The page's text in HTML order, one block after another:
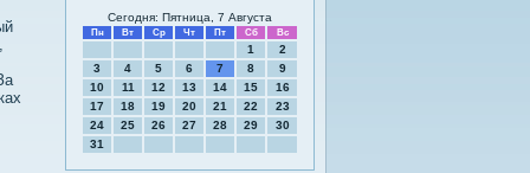
Сегодня: Пятница, 7 Августа
Пн Вт Ср Чт Пт Сб Вс
1
2
3
4 5 6 7 8
9
10
11 12 13 14 15
16
17
18 19 20 21 22
23
24
25 26 27 28 29
30
31